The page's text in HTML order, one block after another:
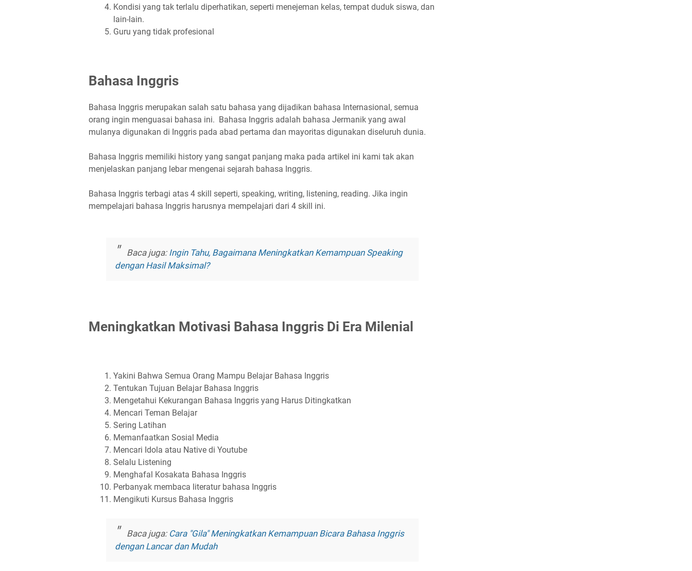
Kondisi yang tak terlalu diperhatikan, seperti menejeman kelas, tempat duduk siswa, dan
lain-lain.
Guru yang tidak profesional
Bahasa Inggris
Bahasa Inggris merupakan salah satu bahasa yang dijadikan bahasa Internasional, semua
orang ingin menguasai bahasa ini. Bahasa Inggris adalah bahasa Jermanik yang awal
mulanya digunakan di Inggris pada abad pertama dan mayoritas digunakan diseluruh dunia.
Bahasa Inggris memiliki history yang sangat panjang maka pada artikel ini kami tak akan
menjelaskan panjang lebar mengenai sejarah bahasa Inggris.
Bahasa Inggris terbagi atas 4 skill seperti, speaking, writing, listening, reading. Jika ingin
mempelajari bahasa Inggris harusnya mempelajari dari 4 skill ini.
Baca juga:Ingin Tahu, Bagaimana Meningkatkan Kemampuan Speaking
dengan Hasil Maksimal?
Meningkatkan Motivasi Bahasa Inggris Di Era Milenial
Yakini Bahwa Semua Orang Mampu Belajar Bahasa Inggris
Tentukan Tujuan Belajar Bahasa Inggris
Mengetahui Kekurangan Bahasa Inggris yang Harus Ditingkatkan
Mencari Teman Belajar
Sering Latihan
Memanfaatkan Sosial Media
Mencari Idola atau Native di Youtube
Selalu Listening
Menghafal Kosakata Bahasa Inggris
Perbanyak membaca literatur bahasa Inggris
Mengikuti Kursus Bahasa Inggris
Baca juga:Cara "Gila" Meningkatkan Kemampuan Bicara Bahasa Inggris
dengan Lancar dan Mudah